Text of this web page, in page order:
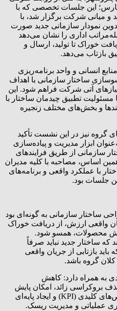
این جلسات تخصصی که با
میانی شرکت برگزار شد، با
نمودار سازمانی جدید صورت
اداری را نشان می‌دهد
خوراک تا تولید، ارسال و
بازتاب می‌دهد.
انسانی و واحد برنامه‌ریزی
ساختار سازمانی با اهداف
آتی شرکت فراهم شود. این
مسئولیت تطبیق چیدمان ساختار با
و بخش‌های مختلف زنجیره
گروه نیز در این نشست تأکید
ابزار مدیریت و پیاده‌سازی
سازمانی از طریق فرایندهای
اساس، مصاحبه با کلیه مدیران
با عملکرد واقعی و برنامه‌های
جلسات بود.
ساختار سازمانی به گونه‌ای بود
واقعی ارزش، از دریافت خوراک
محصولات، همسو شود.
که ساختار جدید نباید صرفاً
بازتابی از جریان واقعی
گروه باشد.
به همراه دارد: کاهش
بروکراسی زائد، امکان پایش
عملکرد واحدها بر اساس شاخص‌های کلیدی (KPI) و ایجاد پایه‌ای
عملیاتی و مدیریت ریسک.